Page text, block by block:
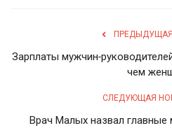
Зарплаты мужчин-
чем
СЛЕДУЮЩАЯ
Врач Малых назвал главные